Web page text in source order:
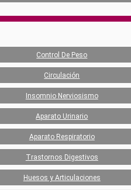
Control De Peso
Circulación
Insomnio Nerviosismo
Aparato Urinario
Aparato Respiratorio
Trastornos Digestivos
Huesos y Articulaciones